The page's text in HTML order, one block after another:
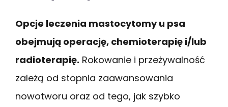
Opcje leczenia mastocytomy u psa
obejmują operację, chemioterapię i/lub
radioterapię. Rokowanie i przeżywalność
zależą od stopnia zaawansowania
nowotworu oraz od tego, jak szybko